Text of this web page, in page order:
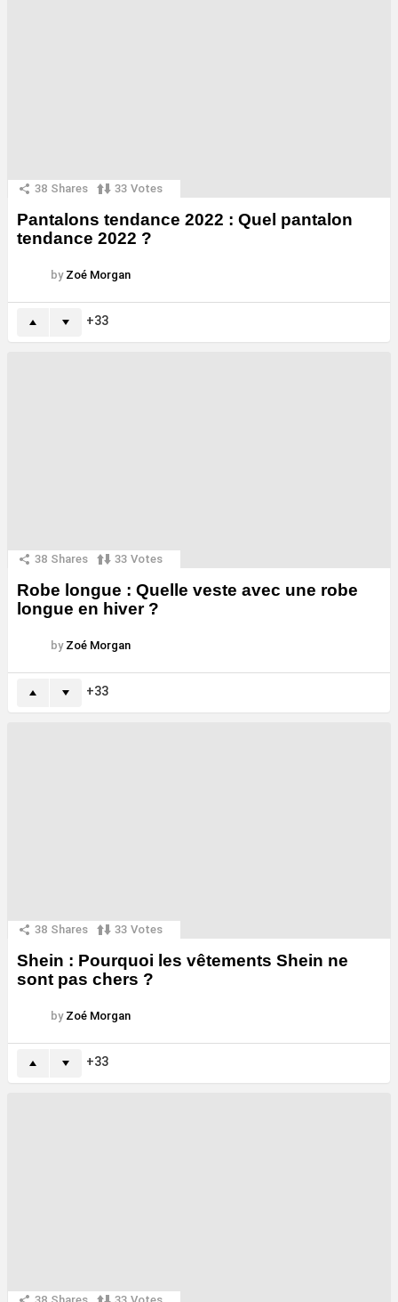
38 Shares 33 Votes
Pantalons tendance 2022 : Quel pantalon
tendance 2022 ?
by Zoé Morgan
33
38 Shares 33 Votes
Robe longue : Quelle veste avec une robe
longue en hiver ?
by Zoé Morgan
33
38 Shares 33 Votes
Shein : Pourquoi les vêtements Shein ne
sont pas chers ?
by Zoé Morgan
33